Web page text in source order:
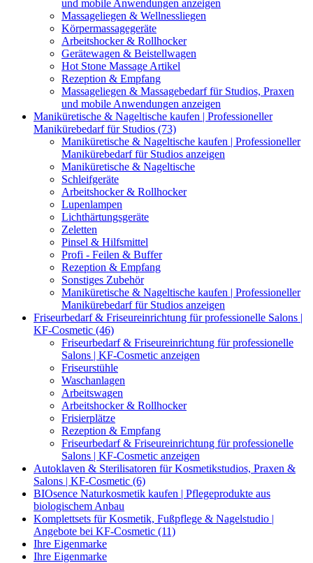
und mobile Anwendungen anzeigen
Massageliegen & Wellnessliegen
Körpermassagegeräte
Arbeitshocker & Rollhocker
Gerätewagen & Beistellwagen
Hot Stone Massage Artikel
Rezeption & Empfang
Massageliegen & Massagebedarf für Studios, Praxen
und mobile Anwendungen anzeigen
Maniküretische & Nageltische kaufen | Professioneller
Manikürebedarf für Studios (73)
Maniküretische & Nageltische kaufen | Professioneller
Manikürebedarf für Studios anzeigen
Maniküretische & Nageltische
Schleifgeräte
Arbeitshocker & Rollhocker
Lupenlampen
Lichthärtungsgeräte
Zeletten
Pinsel & Hilfsmittel
Profi - Feilen & Buffer
Rezeption & Empfang
Sonstiges Zubehör
Maniküretische & Nageltische kaufen | Professioneller
Manikürebedarf für Studios anzeigen
Friseurbedarf & Friseureinrichtung für professionelle Salons |
KF-Cosmetic (46)
Friseurbedarf & Friseureinrichtung für professionelle
Salons | KF-Cosmetic anzeigen
Friseurstühle
Waschanlagen
Arbeitswagen
Arbeitshocker & Rollhocker
Frisierplätze
Rezeption & Empfang
Friseurbedarf & Friseureinrichtung für professionelle
Salons | KF-Cosmetic anzeigen
Autoklaven & Sterilisatoren für Kosmetikstudios, Praxen &
Salons | KF-Cosmetic (6)
BIOsence Naturkosmetik kaufen | Pflegeprodukte aus
biologischem Anbau
Komplettsets für Kosmetik, Fußpflege & Nagelstudio |
Angebote bei KF-Cosmetic (11)
Ihre Eigenmarke
Ihre Eigenmarke